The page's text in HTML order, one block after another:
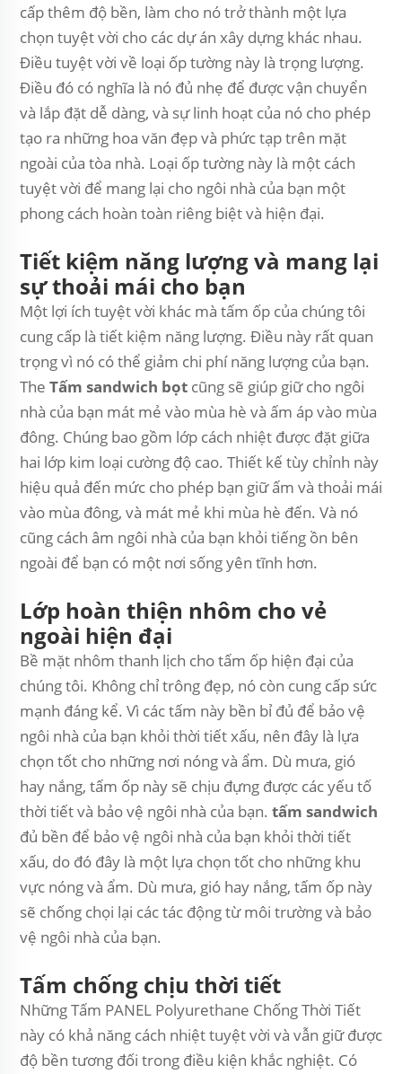
cấp thêm độ bền, làm cho nó trở thành một lựa
chọn tuyệt vời cho các dự án xây dựng khác nhau.
Điều tuyệt vời về loại ốp tường này là trọng lượng.
Điều đó có nghĩa là nó đủ nhẹ để được vận chuyển
và lắp đặt dễ dàng, và sự linh hoạt của nó cho phép
tạo ra những hoa văn đẹp và phức tạp trên mặt
ngoài của tòa nhà. Loại ốp tường này là một cách
tuyệt vời để mang lại cho ngôi nhà của bạn một
phong cách hoàn toàn riêng biệt và hiện đại.
Tiết kiệm năng lượng và mang lại
sự thoải mái cho bạn
Một lợi ích tuyệt vời khác mà tấm ốp của chúng tôi
cung cấp là tiết kiệm năng lượng. Điều này rất quan
trọng vì nó có thể giảm chi phí năng lượng của bạn.
The Tấm sandwich bọt cũng sẽ giúp giữ cho ngôi
nhà của bạn mát mẻ vào mùa hè và ấm áp vào mùa
đông. Chúng bao gồm lớp cách nhiệt được đặt giữa
hai lớp kim loại cường độ cao. Thiết kế tùy chỉnh này
hiệu quả đến mức cho phép bạn giữ ấm và thoải mái
vào mùa đông, và mát mẻ khi mùa hè đến. Và nó
cũng cách âm ngôi nhà của bạn khỏi tiếng ồn bên
ngoài để bạn có một nơi sống yên tĩnh hơn.
Lớp hoàn thiện nhôm cho vẻ
ngoài hiện đại
Bề mặt nhôm thanh lịch cho tấm ốp hiện đại của
chúng tôi. Không chỉ trông đẹp, nó còn cung cấp sức
mạnh đáng kể. Vì các tấm này bền bỉ đủ để bảo vệ
ngôi nhà của bạn khỏi thời tiết xấu, nên đây là lựa
chọn tốt cho những nơi nóng và ẩm. Dù mưa, gió
hay nắng, tấm ốp này sẽ chịu đựng được các yếu tố
thời tiết và bảo vệ ngôi nhà của bạn. tấm sandwich
đủ bền để bảo vệ ngôi nhà của bạn khỏi thời tiết
xấu, do đó đây là một lựa chọn tốt cho những khu
vực nóng và ẩm. Dù mưa, gió hay nắng, tấm ốp này
sẽ chống chọi lại các tác động từ môi trường và bảo
vệ ngôi nhà của bạn.
Tấm chống chịu thời tiết
Những Tấm PANEL Polyurethane Chống Thời Tiết
này có khả năng cách nhiệt tuyệt vời và vẫn giữ được
độ bền tương đối trong điều kiện khắc nghiệt. Có